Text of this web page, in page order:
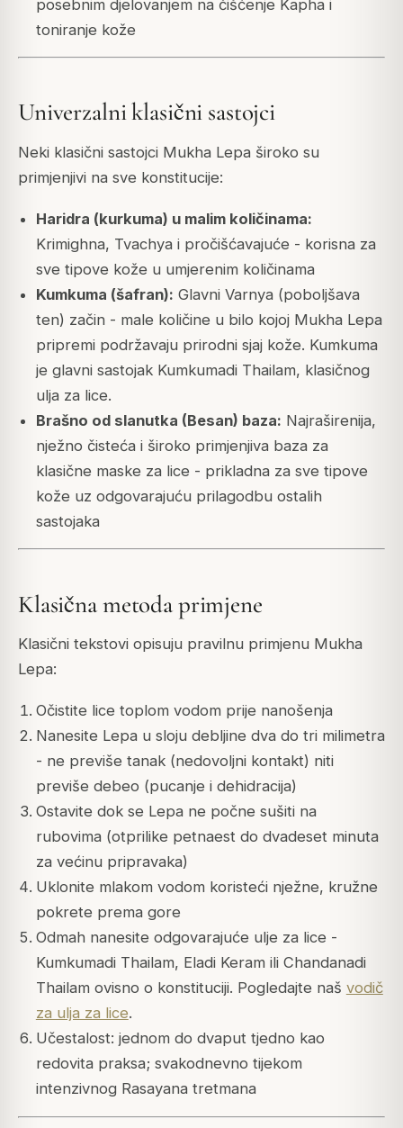
posebnim djelovanjem na čišćenje Kapha i
toniranje kože
Univerzalni klasični sastojci
Neki klasični sastojci Mukha Lepa široko su
primjenjivi na sve konstitucije:
Haridra (kurkuma) u malim količinama:
Krimighna, Tvachya i pročišćavajuće - korisna za
sve tipove kože u umjerenim količinama
Kumkuma (šafran): Glavni Varnya (poboljšava
ten) začin - male količine u bilo kojoj Mukha Lepa
pripremi podržavaju prirodni sjaj kože. Kumkuma
je glavni sastojak Kumkumadi Thailam, klasičnog
ulja za lice.
Brašno od slanutka (Besan) baza: Najraširenija,
nježno čisteća i široko primjenjiva baza za
klasične maske za lice - prikladna za sve tipove
kože uz odgovarajuću prilagodbu ostalih
sastojaka
Klasična metoda primjene
Klasični tekstovi opisuju pravilnu primjenu Mukha
Lepa:
Očistite lice toplom vodom prije nanošenja
Nanesite Lepa u sloju debljine dva do tri milimetra
- ne previše tanak (nedovoljni kontakt) niti
previše debeo (pucanje i dehidracija)
Ostavite dok se Lepa ne počne sušiti na
rubovima (otprilike petnaest do dvadeset minuta
za većinu pripravaka)
Uklonite mlakom vodom koristeći nježne, kružne
pokrete prema gore
Odmah nanesite odgovarajuće ulje za lice -
Kumkumadi Thailam, Eladi Keram ili Chandanadi
Thailam ovisno o konstituciji. Pogledajte naš vodič
za ulja za lice.
Učestalost: jednom do dvaput tjedno kao
redovita praksa; svakodnevno tijekom
intenzivnog Rasayana tretmana